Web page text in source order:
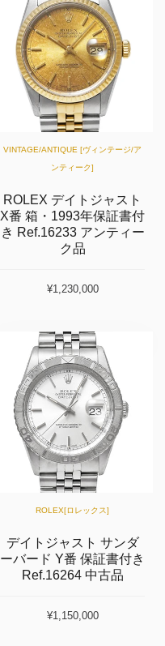
VINTAGE/ANTIQUE [ヴィンテージ/ア
ンティーク]
ROLEX デイトジャスト
X番 箱・1993年保証書付
き Ref.16233 アンティー
ク品
¥1,230,000
ROLEX[ロレックス]
デイトジャスト サンダ
ーバード Y番 保証書付き
Ref.16264 中古品
¥1,150,000